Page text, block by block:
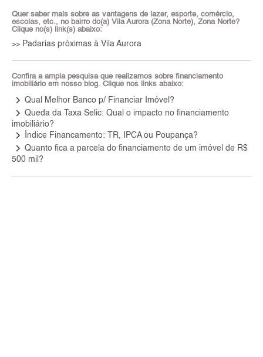
Quer saber mais sobre as vantagens de lazer, esporte, comércio,
escolas, etc., no bairro do(a) Vila Aurora (Zona Norte), Zona Norte?
Clique no(s) link(s) abaixo:
>> Padarias próximas à Vila Aurora
Confira a ampla pesquisa que realizamos sobre financiamento
imobiliário em nosso blog. Clique nos links abaixo:
keyboard_arrow_right Qual Melhor Banco p/ Financiar Imóvel?
keyboard_arrow_right Queda da Taxa Selic: Qual o impacto no financiamento
imobiliário?
keyboard_arrow_right Índice Financamento: TR, IPCA ou Poupança?
keyboard_arrow_right Quanto fica a parcela do financiamento de um imóvel de R$
500 mil?